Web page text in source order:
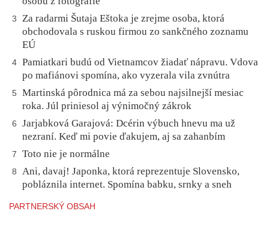
3
Za radarmi Šutaja Eštoka je zrejme osoba, ktorá
obchodovala s ruskou firmou zo sankčného zoznamu
EÚ
4 Pamiatkari budú od Vietnamcov žiadať nápravu. Vdova
po mafiánovi spomína, ako vyzerala vila zvnútra
5
Martinská pôrodnica má za sebou najsilnejší mesiac
roka. Júl priniesol aj výnimočný zákrok
6
Jarjabková Garajová: Dcérin výbuch hnevu ma už
nezraní. Keď mi povie ďakujem, aj sa zahanbím
7 Toto nie je normálne
8
Ani, davaj! Japonka, ktorá reprezentuje Slovensko,
pobláznila internet. Spomína babku, srnky a sneh
PARTNERSKÝ OBSAH